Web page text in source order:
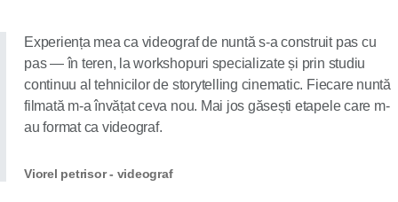
Experiența mea ca videograf de nuntă s-a construit pas cu
pas — în teren, la workshopuri specializate și prin studiu
continuu al tehnicilor de storytelling cinematic. Fiecare nuntă
filmată m-a învățat ceva nou. Mai jos găsești etapele care m-
au format ca videograf.
Viorel petrisor - videograf